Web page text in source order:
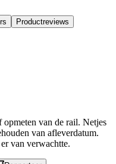
Productreviews
van de rail. Netjes
van afleverdatum.
van verwachtte.